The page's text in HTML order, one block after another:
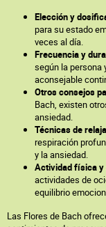
Elección y
para su estado
veces al día.
Frecuencia y
según la persona
aconsejable
Otros consejos
Bach, existen
ansiedad.
Técnicas de
respiración
y la ansiedad.
Actividad física y
actividades de
equilibrio
Las Flores de Bach